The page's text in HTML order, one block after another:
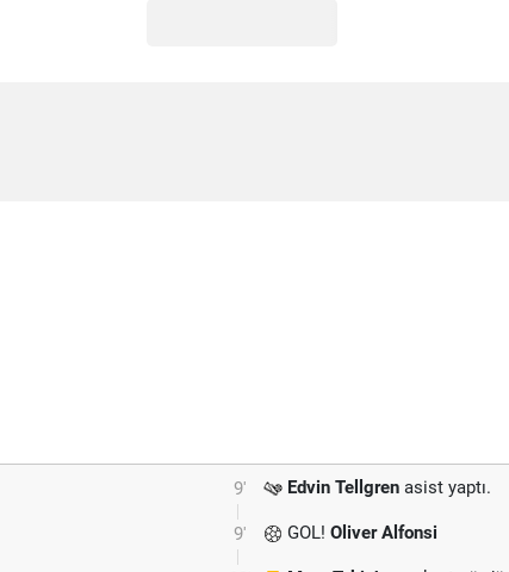
9' Edvin Tellgren asist yaptı.
9' GOL! Oliver Alfonsi